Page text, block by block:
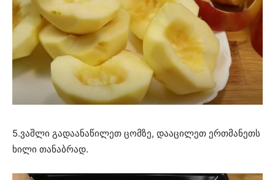
5.ვაშლი გადაანაწილეთ ცომზე, დააცილეთ ერთმანეთს
ხილი თანაბრად.